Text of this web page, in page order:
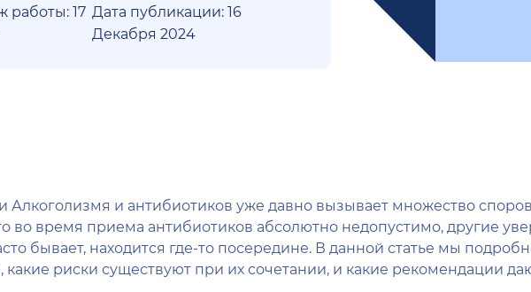
работы: 17 Дата публикации: 16
Декабря 2024
Алкоголизмя и антибиотиков уже давно вызывает множество
во время приема антибиотиков абсолютно недопустимо, другие
бывает, находится где-то посередине. В данной статье мы
какие риски существуют при их сочетании, и какие рекомендации